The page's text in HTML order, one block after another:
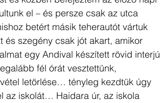
el – és persze csak az utca
betért másik teherautót vártuk
és szegény csak jót akart, amikor
egy Andival készített rövid interjú
fél órát vesztettünk,
letörlése… tényleg kezdtük úgy
az iskolát… Haidara úr, az iskola